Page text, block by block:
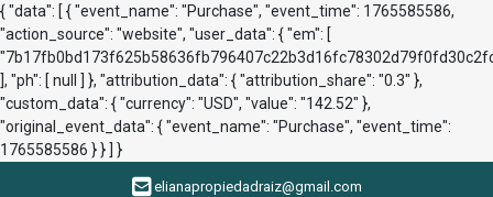
{ "data": [ { "event_name": "Purchase", "event_time": 1765585586,
"action_source": "website", "user_data": { "em": [
], "ph": [ null ] }, "attribution_data": { "attribution_share": "0.3" },
"custom_data": { "currency": "USD", "value": "142.52" },
"original_event_data": { "event_name": "Purchase", "event_time":
1765585586 } } ] }
elianapropiedadraiz@gmail.com